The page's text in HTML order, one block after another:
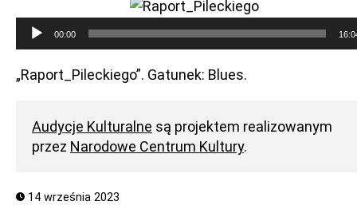
Odtwarzacz
plików
dźwiękowych
00:00
„Raport_Pileckiego”. Gatunek: Blues.
Audycje Kulturalne są projektem realizowanym
przez Narodowe Centrum Kultury.
14 września 2023